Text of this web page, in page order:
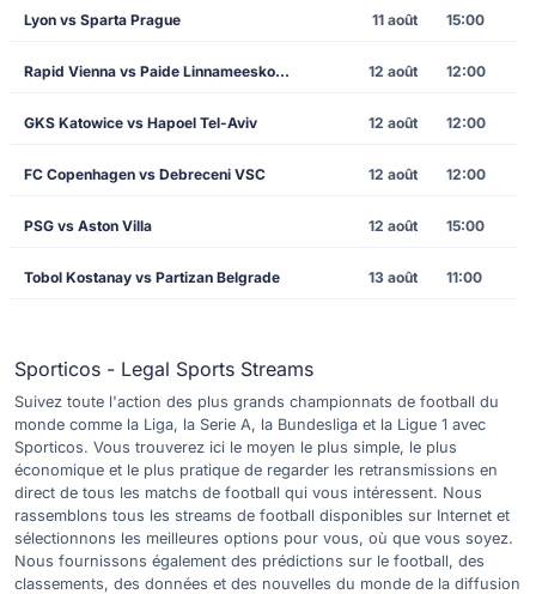
Lyon vs Sparta Prague 11 août 15:00
Rapid Vienna vs Paide Linnameeskond 12 août 12:00
GKS Katowice vs Hapoel Tel-Aviv 12 août 12:00
FC Copenhagen vs Debreceni VSC 12 août 12:00
PSG vs Aston Villa 12 août 15:00
Tobol Kostanay vs Partizan Belgrade 13 août 11:00
Sporticos - Legal Sports Streams
Suivez toute l'action des plus grands championnats de football du
monde comme la Liga, la Serie A, la Bundesliga et la Ligue 1 avec
Sporticos. Vous trouverez ici le moyen le plus simple, le plus
économique et le plus pratique de regarder les retransmissions en
direct de tous les matchs de football qui vous intéressent. Nous
rassemblons tous les streams de football disponibles sur Internet et
sélectionnons les meilleures options pour vous, où que vous soyez.
Nous fournissons également des prédictions sur le football, des
classements, des données et des nouvelles du monde de la diffusion